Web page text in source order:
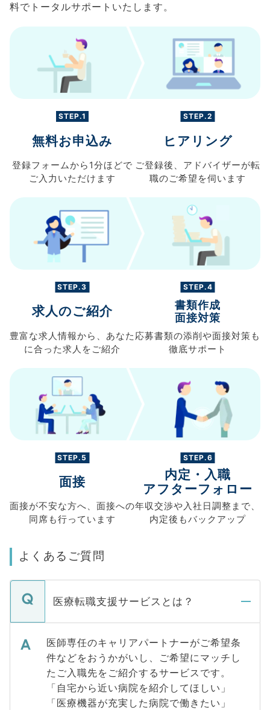
料でトータルサポートいたします。
STEP.1
無料お申込み
登録フォームから 1分ほどで
ご入力 いただけます
STEP.2
ヒアリング
ご登録後、 アドバイザーが転
職のご希望を伺います
STEP.3
求人のご紹介
豊富な求人情報から、 あなた
に合った求人を ご紹介
STEP.4
書類作成
面接対策
応募書類の添削や面接対策も
徹底サポート
STEP.5
面接
面接が不安な方へ、 面接への
同席も行っています
STEP.6
内定・入職
アフターフォロー
年収交渉や入社日調整まで、
内定後もバックアップ
よくあるご質問
医療転職支援サービスとは？
医師専任のキャリアパートナーがご希望条
件などをおうかがいし、ご希望にマッチし
たご入職先をご紹介するサービスです。
「自宅から近い病院を紹介してほしい」
「医療機器が充実した病院で働きたい」